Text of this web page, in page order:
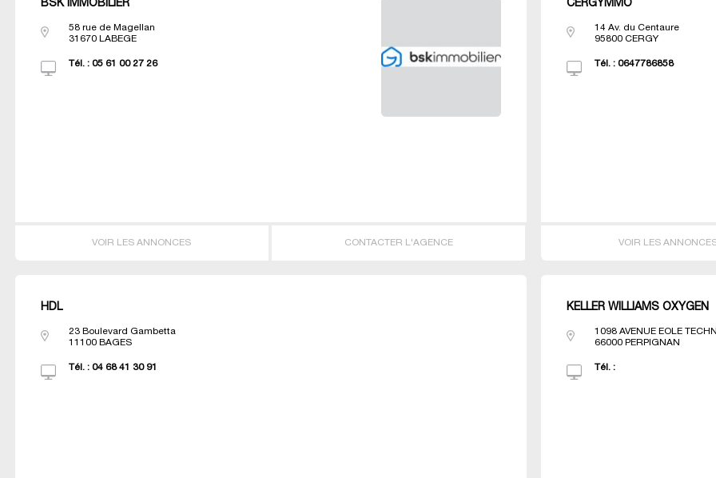
BSK IMMOBILIER
58 rue de Magellan
31670
LABEGE
Tél. : 05 61 00 27 26
VOIR LES ANNONCES CONTACTER L'AGENCE
CERGYMMO
14 Av. du Centaure
95800 CERGY
Tél. :0647786858
VOIR LES
HDL
23 Boulevard Gambetta
11100 BAGES
Tél. : 04 68 41 30 91
KELLER WILLIAMS OXYGEN
1098 AVENUE EOLE
66000 PERPIGNAN
Tél. :